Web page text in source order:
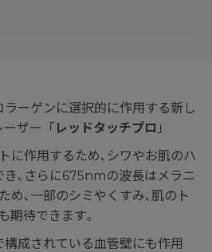
ーゲンに選択的に作用する新し
ザー「 レッドタッチプロ 」
に作用するため､シワやお肌のハ
き､さらに675nmの波長はメラニ
め､一部のシミやくすみ､肌のト
期待できます｡
構成されている血管壁にも作用